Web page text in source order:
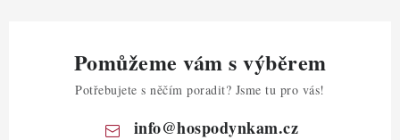
Pomůžeme vám s výběrem
Potřebujete s něčím poradit? Jsme tu pro vás!
info@hospodynkam.cz